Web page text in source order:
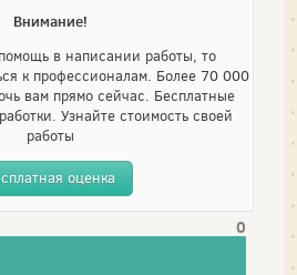
Внимание!
в написании работы, то
к профессионалам. Более 70 000
вам прямо сейчас. Бесплатные
Узнайте стоимость своей
работы
оценка
0